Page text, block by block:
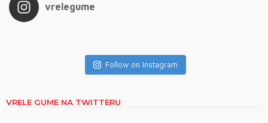
vrelegume
Follow on Instagram
VRELE GUME NA TWITTERU